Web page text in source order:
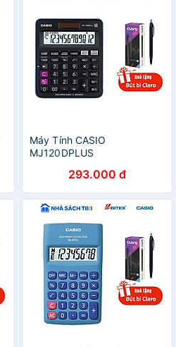
Máy Tính CASIO
MJ120DPLUS
293.000 đ